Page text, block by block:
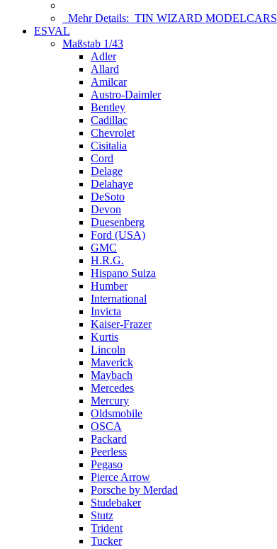
Mehr Details: TIN WIZARD MODELCARS
ESVAL
Maßstab 1/43
Adler
Allard
Amilcar
Austro-Daimler
Bentley
Cadillac
Chevrolet
Cisitalia
Cord
Delage
Delahaye
DeSoto
Devon
Duesenberg
Ford (USA)
GMC
H.R.G.
Hispano Suiza
Humber
International
Invicta
Kaiser-Frazer
Kurtis
Lincoln
Maverick
Maybach
Mercedes
Mercury
Oldsmobile
OSCA
Packard
Peerless
Pegaso
Pierce Arrow
Porsche by Merdad
Studebaker
Stutz
Trident
Tucker